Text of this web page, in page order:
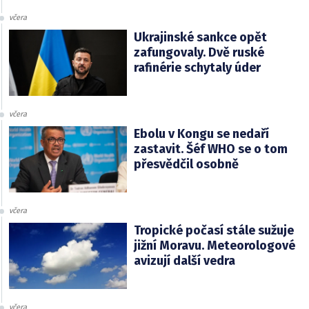
včera
Ukrajinské sankce opět
zafungovaly. Dvě ruské
rafinérie schytaly úder
včera
Ebolu v Kongu se nedaří
zastavit. Šéf WHO se o tom
přesvědčil osobně
včera
Tropické počasí stále sužuje
jižní Moravu. Meteorologové
avizují další vedra